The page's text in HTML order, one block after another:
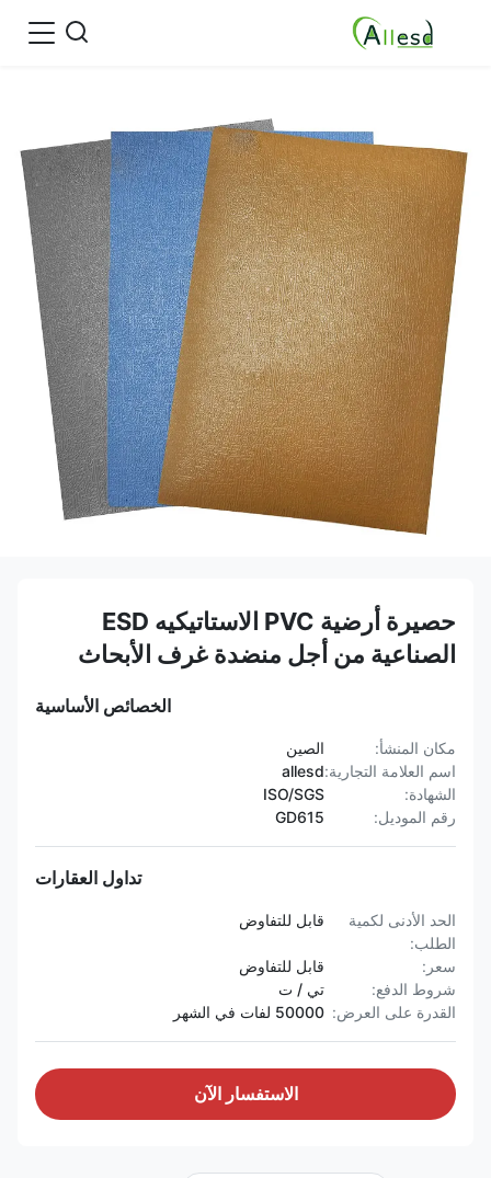
حصيرة أرضية PVC الاستاتيكيه ESD
الصناعية من أجل منضدة غرف الأبحاث
الخصائص الأساسية
مكان المنشأ:
الصين
اسم العلامة التجارية:allesd
الشهادة:
ISO/SGS
رقم الموديل:
GD615
تداول العقارات
الحد الأدنى لكمية
الطلب:
قابل للتفاوض
سعر:
قابل للتفاوض
شروط الدفع:
تي / ت
القدرة على العرض: 50000 لفات في الشهر
الاستفسار الآن